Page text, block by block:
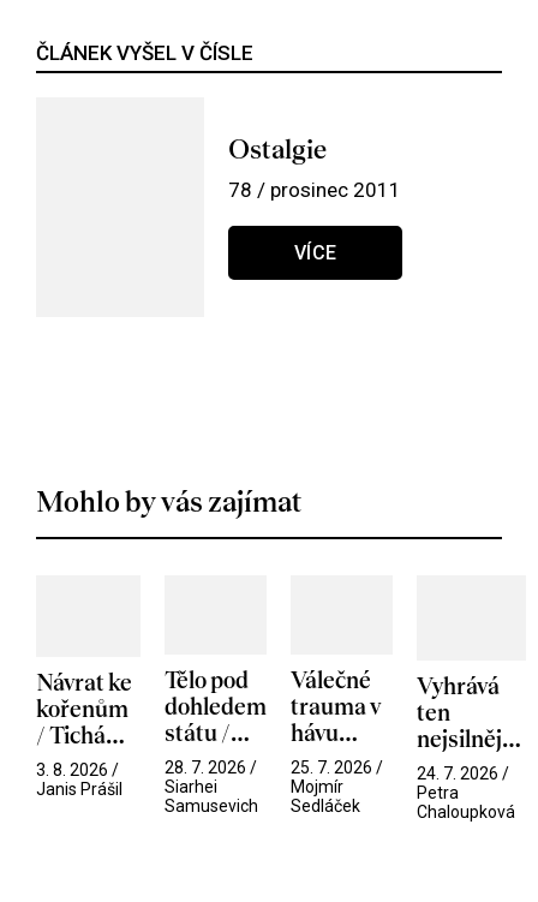
ČLÁNEK VYŠEL V ČÍSLE
Ostalgie
78 / prosinec 2011
VÍCE
Mohlo by vás zajímat
Návrat ke
kořenům
/ Tichá
přítelkyně
3. 8. 2026 /
Janis Prášil
Tělo pod
dohledem
státu /
Pramen
28. 7. 2026 /
Siarhei
Samusevich
Válečné
trauma v
hávu
spektáklu
/ Odyssea
25. 7. 2026 /
Mojmír
Sedláček
Vyhrává
ten
nejsilnější
/ V nitru
manosféry
24. 7. 2026 /
Petra
Chaloupková